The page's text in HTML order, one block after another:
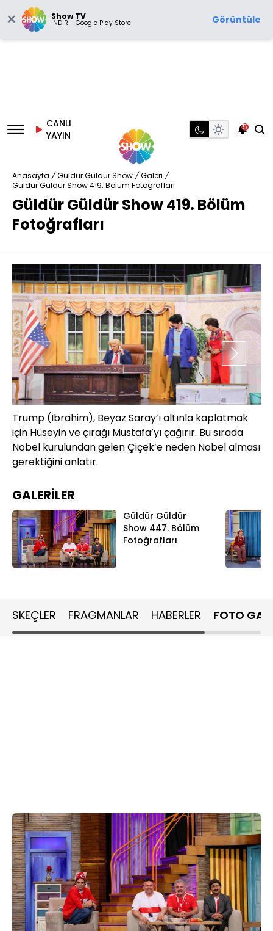
Show TV
İNDİR - Google Play Store Görüntüle
CANLI
YAYIN
5
Anasayfa / Güldür Güldür Show / Galeri /
Güldür Güldür Show 419. Bölüm Fotoğrafları
Güldür Güldür Show 419. Bölüm
Fotoğrafları
Trump (İbrahim), Beyaz Saray’ı altınla kaplatmak
için Hüseyin ve çırağı Mustafa’yı çağırır. Bu sırada
Nobel kurulundan gelen Çiçek’e neden Nobel alması
gerektiğini anlatır.
GALERİLER
Güldür Güldür
Show 447. Bölüm
Fotoğrafları
SKEÇLER FRAGMANLAR HABERLER FOTO